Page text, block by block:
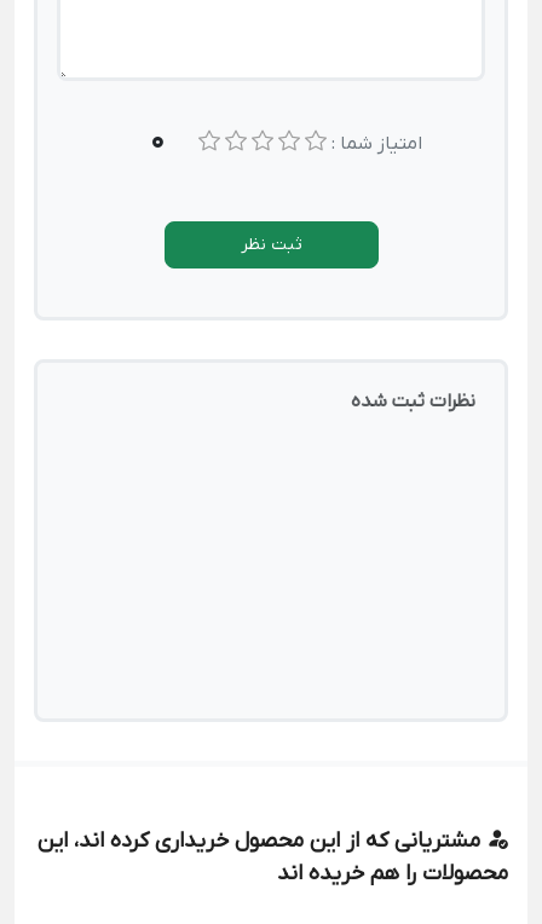
امتیاز شما : 0
ثبت نظر
نظرات ثبت شده
مشتریانی که از این محصول خریداری کرده اند، این
محصولات را هم خریده اند